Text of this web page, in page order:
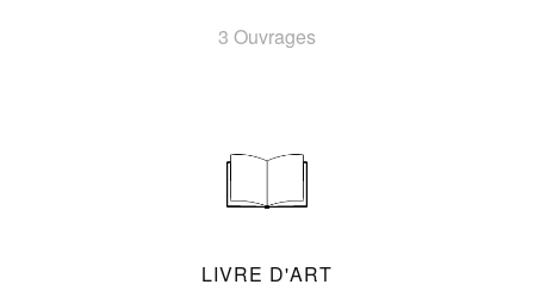
3 Ouvrages
LIVRE D'ART